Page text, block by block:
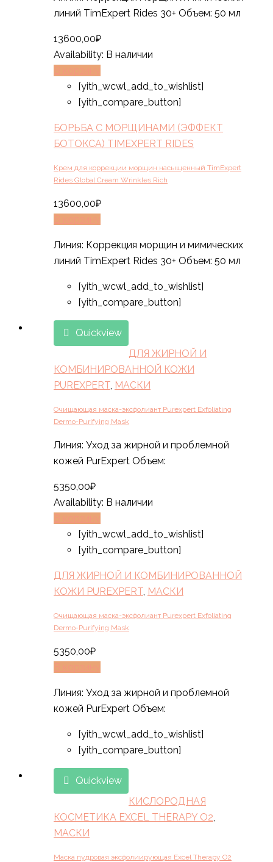
линий TimExpert Rides 30+ Объем: 50 мл
13600,00₽
Availability: В наличии
[yith_wcwl_add_to_wishlist]
[yith_compare_button]
БОРЬБА С МОРЩИНАМИ (ЭФФЕКТ
БОТОКСА) TIMEXPERT RIDES
Крем для коррекции морщин насыщенный TimExpert
Rides Global Cream Wrinkles Rich
13600,00₽
Линия: Коррекция морщин и мимических
линий TimExpert Rides 30+ Объем: 50 мл
[yith_wcwl_add_to_wishlist]
[yith_compare_button]
Quickview
ДЛЯ ЖИРНОЙ И
КОМБИНИРОВАННОЙ КОЖИ
PUREXPERT МАСКИ
Очищающая маска-эксфолиант Purexpert Exfoliating
Dermo-Purifying Mask
Линия: Уход за жирной и проблемной
кожей PurExpert Объем:
5350,00₽
Availability: В наличии
[yith_wcwl_add_to_wishlist]
[yith_compare_button]
ДЛЯ ЖИРНОЙ И КОМБИНИРОВАННОЙ
КОЖИ PUREXPERT МАСКИ
Очищающая маска-эксфолиант Purexpert Exfoliating
Dermo-Purifying Mask
5350,00₽
Линия: Уход за жирной и проблемной
кожей PurExpert Объем:
[yith_wcwl_add_to_wishlist]
[yith_compare_button]
Quickview
КИСЛОРОДНАЯ
КОСМЕТИКА EXCEL THERAPY O2
МАСКИ
Маска пудровая эксфолиирующая Excel Therapy O2